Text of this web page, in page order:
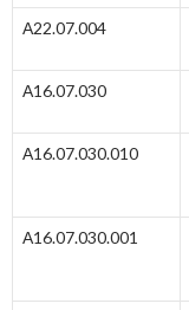
А22.07.004
А16.07.030
А16.07.030.010
А16.07.030.001